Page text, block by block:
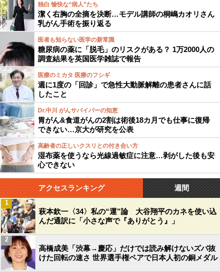
独白 愉快な“病人”たち
潔く右胸の全摘を決断…モデル講師の桐嶋カオリさん
乳がん手術を振り返る
医者も知らない医学の新常識
糖尿病の薬に「脱毛」のリスクがある？ 1万2000人の
調査結果を英国医学雑誌で報告
医療のミカタ 医療のフシギ
週に1度の「回診」で急性大動脈解離の患者さんに話
したこと
Dr.中川 がんサバイバーの知恵
胃がん&食道がんの2割は術後18カ月でも仕事に復帰
できない…京大が研究を公表
高齢者の正しいクスリとの付き合い方
湿布薬を使うなら光線過敏症に注意…剥がした後も安
心できない
アクセスランキング 週間
萩本欽一〈34〉私の“運”論 大谷翔平のカネを使い込
んだ通訳に「小さな声で『ありがとう』」
1
高橋成美「渋幕→慶応」だけでは読み解けないズバ抜
けた回転の速さ 世界選手権ペアで日本人初の銅メダル
2